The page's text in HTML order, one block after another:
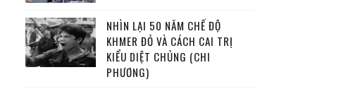
NHÌN LẠI 50 NĂM CHẾ ĐỘ
KHMER ĐỎ VÀ CÁCH CAI TRỊ
KIỂU DIỆT CHỦNG (CHI
PHƯƠNG)